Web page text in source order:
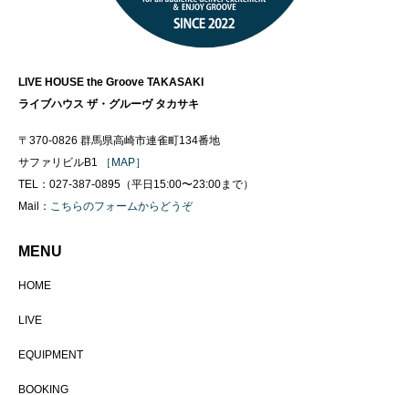
LIVE HOUSE the Groove TAKASAKI
ライブハウス ザ・グルーヴ タカサキ
〒370-0826 群馬県高崎市連雀町134番地
サファリビルB1
［MAP］
TEL：027-387-0895（平日15:00〜23:00まで）
Mail： こちらのフォームからどうぞ
MENU
HOME
LIVE
EQUIPMENT
BOOKING